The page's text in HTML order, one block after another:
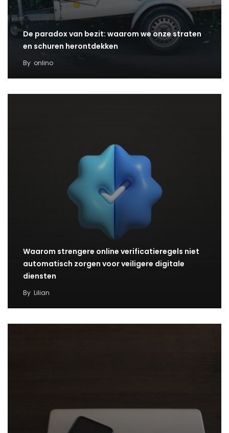
De paradox van bezit: waarom we onze straten
en schuren herontdekken
By onlino
Waarom strengere online verificatieregels niet
automatisch zorgen voor veiligere digitale
diensten
By Lilian